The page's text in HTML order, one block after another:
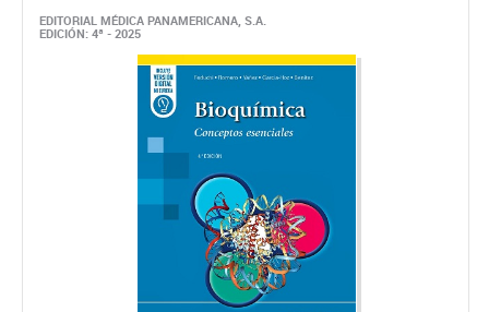
EDITORIAL MÉDICA PANAMERICANA, S.A.
EDICIÓN: 4ª - 2025